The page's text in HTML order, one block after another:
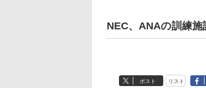
NEC、ANAの訓練
ポスト リスト